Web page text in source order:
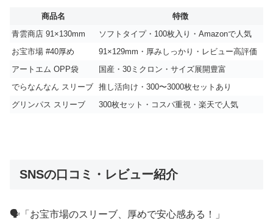
商品名
特徴
青雲商店 91×130mm
ソフトタイプ・100枚入り・Amazonで人気
お宝市場 #40厚め
91×129mm・厚みしっかり・レビュー高評価
アートエム OPP袋
国産・30ミクロン・サイズ展開豊富
でらなんなん スリーブ 推し活向け・300〜3000枚セットあり
グリンパス スリーブ
300枚セット・コスパ重視・楽天で人気
SNSの口コミ・レビュー紹介
🗣️「お宝市場のスリーブ、厚めで安心感ある！」